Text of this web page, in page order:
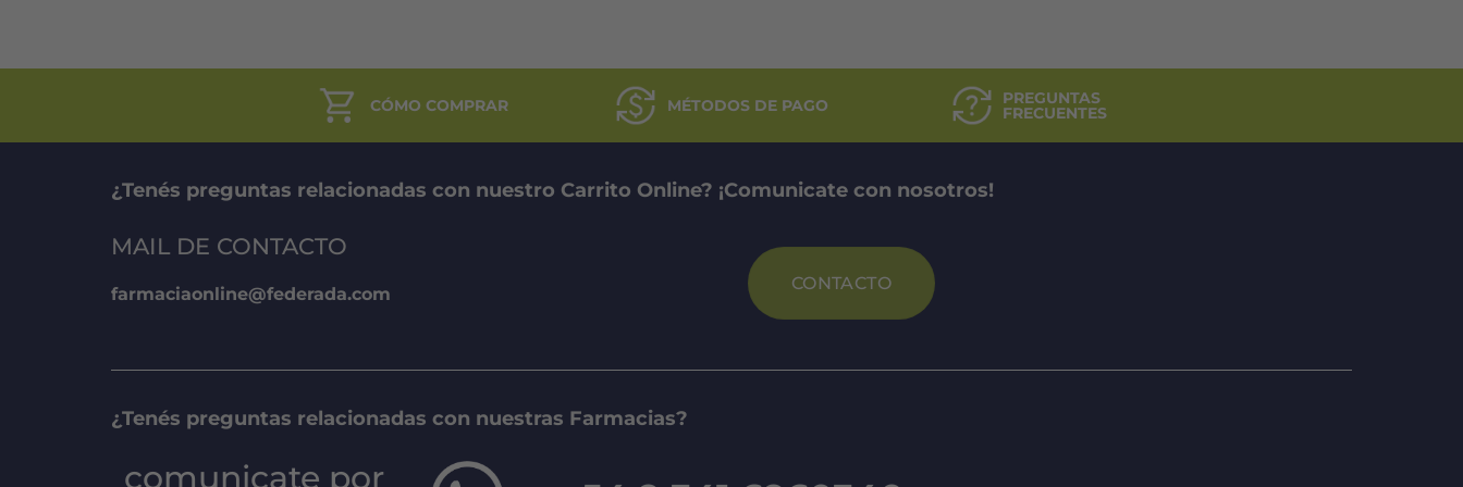
CÓMO COMPRAR MÉTODOS DE PAGO PREGUNTAS
FRECUENTES
¿Tenés preguntas relacionadas con nuestro Carrito Online? ¡Comunicate con nosotros!
MAIL DE CONTACTO
farmaciaonline@federada.com
CONTACTO
¿Tenés preguntas relacionadas con nuestras Farmacias?
comunicate por